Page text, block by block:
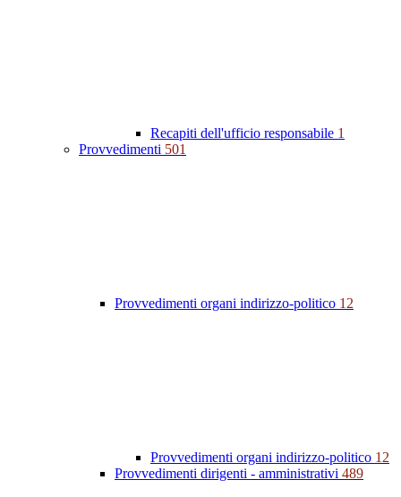
Recapiti dell'ufficio responsabile 1
Provvedimenti 501
Provvedimenti organi indirizzo-politico 12
Provvedimenti organi indirizzo-politico 12
Provvedimenti dirigenti - amministrativi 489